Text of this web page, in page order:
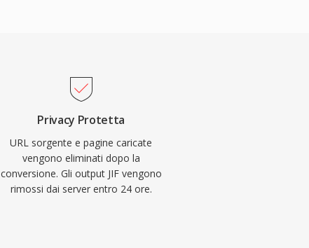
Privacy Protetta
URL sorgente e pagine caricate
vengono eliminati dopo la
conversione. Gli output JIF vengono
rimossi dai server entro 24 ore.